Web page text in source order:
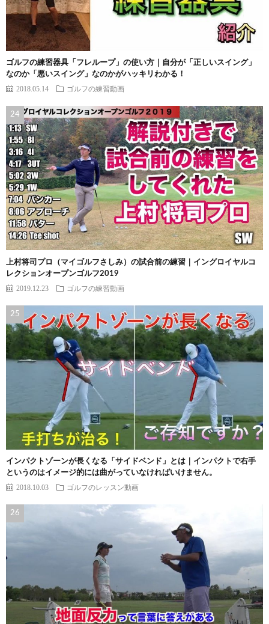
ゴルフの練習器具「フレループ」の使い方｜自分が「正しいスイング」
なのか「悪いスイング」なのかがハッキリわかる！
2018.05.14 ゴルフの練習動画
上村将司プロ（マイゴルフさしみ）の試合前の練習｜イングロイヤルコ
レクションオープンゴルフ2019
2019.12.23 ゴルフの練習動画
インパクトゾーンが長くなる「サイドベンド」とは｜インパクトで右手
というのはイメージ的には曲がっていなければいけません。
2018.10.03 ゴルフのレッスン動画